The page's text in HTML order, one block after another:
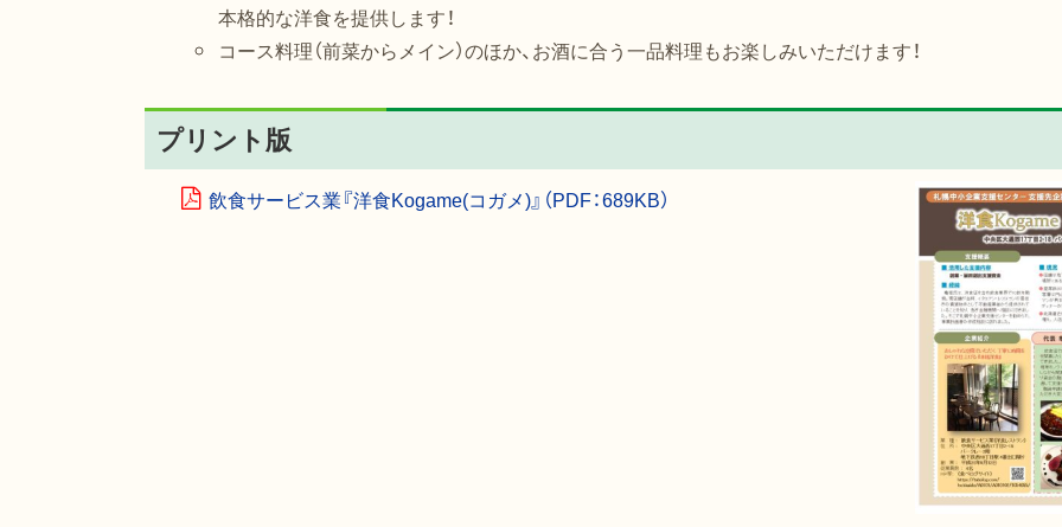
本格的な洋食を提供します！
コース料理（前菜からメイン）のほか、お酒に合う一品料理もお楽しみいただけます！
プリント版
飲食サービス業『洋食Kogame(コガメ)』（PDF：689KB）